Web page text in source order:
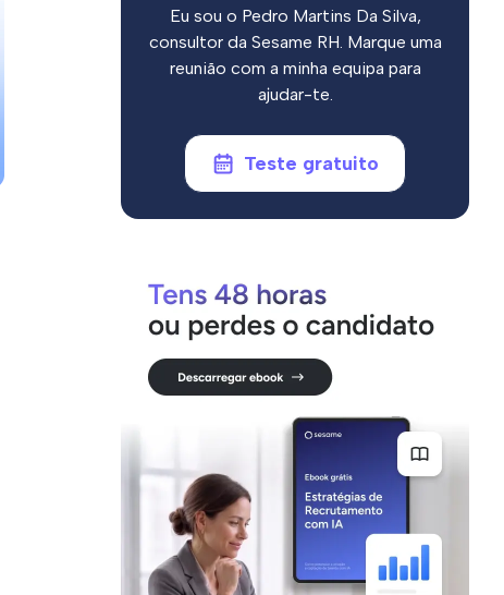
Eu sou o Pedro Martins Da Silva,
consultor da Sesame RH. Marque uma
reunião com a minha equipa para
ajudar-te.
Teste gratuito